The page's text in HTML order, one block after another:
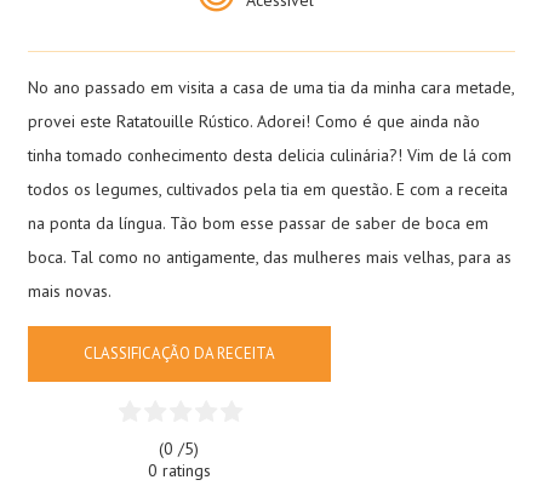
No ano passado em visita a casa de uma tia da minha cara metade,
provei este Ratatouille Rústico. Adorei! Como é que ainda não
tinha tomado conhecimento desta delicia culinária?! Vim de lá com
todos os legumes, cultivados pela tia em questão. E com a receita
na ponta da língua. Tão bom esse passar de saber de boca em
boca. Tal como no antigamente, das mulheres mais velhas, para as
mais novas.
CLASSIFICAÇÃO DA RECEITA
(0 /5)
0 ratings